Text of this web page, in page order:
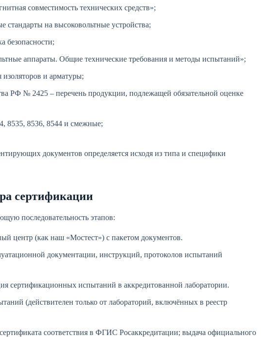
совместимость технических средств»;
на высоковольтные устройства;
безопасности;
аппараты. Общие технические требования и методы испытаний»;
и арматуры;
РФ № 2425 – перечень продукции, подлежащей обязательной оценке
8536, 8544 и смежные;
документов определяется исходя из типа и специфики
сертификации
последовательность этапов:
центр (как наш «Мостест») с пакетом документов.
документации, инструкций, протоколов испытаний
сертификационных испытаний в аккредитованной лаборатории.
(действителен только от лабораторий, включённых в реестр
соответствия в ФГИС Росаккредитации; выдача официального